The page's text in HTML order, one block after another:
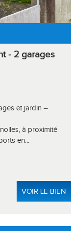
- 2 garages
et jardin –
à proximité
en...
VOIR LE BIEN